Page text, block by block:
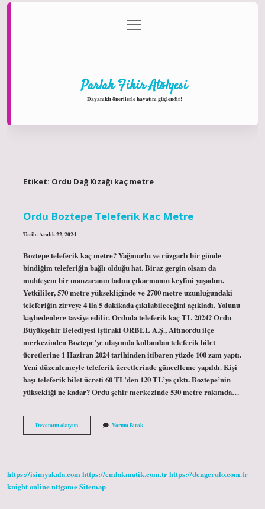
Gizlilik Politikası
menüyü
aç
Parlak Fikir Atölyesi
Dayanıklı önerilerle hayatını güçlendir!
Etiket: Ordu Dağ Kızağı kaç metre
Ordu Boztepe Teleferik Kac Metre
Tarih: Aralık 22, 2024
Boztepe teleferik kaç metre? Yağmurlu ve rüzgarlı bir günde
bindiğim teleferiğin bağlı olduğu hat. Biraz gergin olsam da
muhteşem bir manzaranın tadını çıkarmanın keyfini yaşadım.
Yetkililer, 570 metre yüksekliğinde ve 2700 metre uzunluğundaki
teleferiğin zirveye 4 ila 5 dakikada çıkılabileceğini açıkladı. Yolunu
kaybedenlere tavsiye edilir. Orduda teleferik kaç TL 2024? Ordu
Büyükşehir Belediyesi iştiraki ORBEL A.Ş., Altınordu ilçe
merkezinden Boztepe’ye ulaşımda kullanılan teleferik bilet
ücretlerine 1 Haziran 2024 tarihinden itibaren yüzde 100 zam yaptı.
Yeni düzenlemeyle teleferik ücretlerinde güncelleme yapıldı. Kişi
başı teleferik bilet ücreti 60 TL’den 120 TL’ye çıktı. Boztepe’nin
yüksekliği ne kadar? Ordu şehir merkezinde 530 metre rakımda…
Devamını okuyunOrdu
Boztepe
Yorum Bırak
https://isimyakala.comhttps://emlakmatik.com.trhttps://dengerulo.com.tr
knight onlinenttgameSitemap